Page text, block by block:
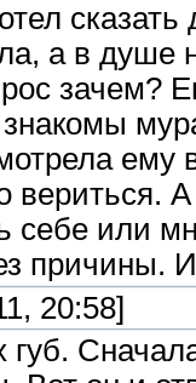
сказать
а в душе
зачем?
ему
вериться.
себе или
причины.
20:58]